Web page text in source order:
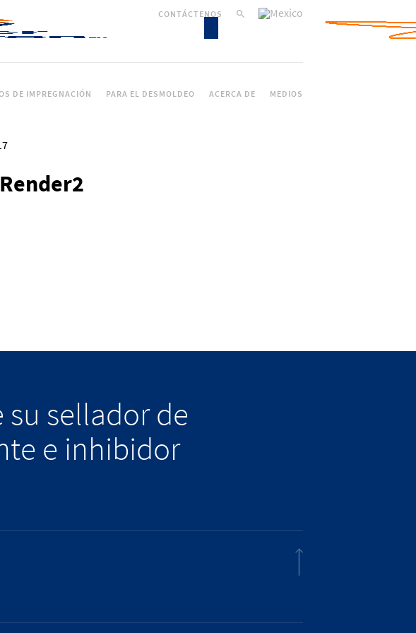
DE IMPREGNACIÓN PARA EL DESMOLDEO ACERCA DE MEDIOS
CONTÁCTENOS
sellador de
e inhibidor